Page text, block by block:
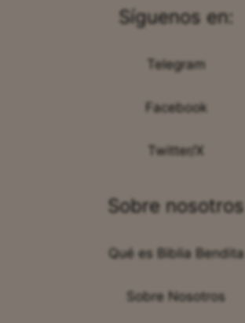
Síguenos en:
Telegram
Facebook
Twitter/X
Sobre nosotros
Qué es Biblia Bendita
Sobre Nosotros